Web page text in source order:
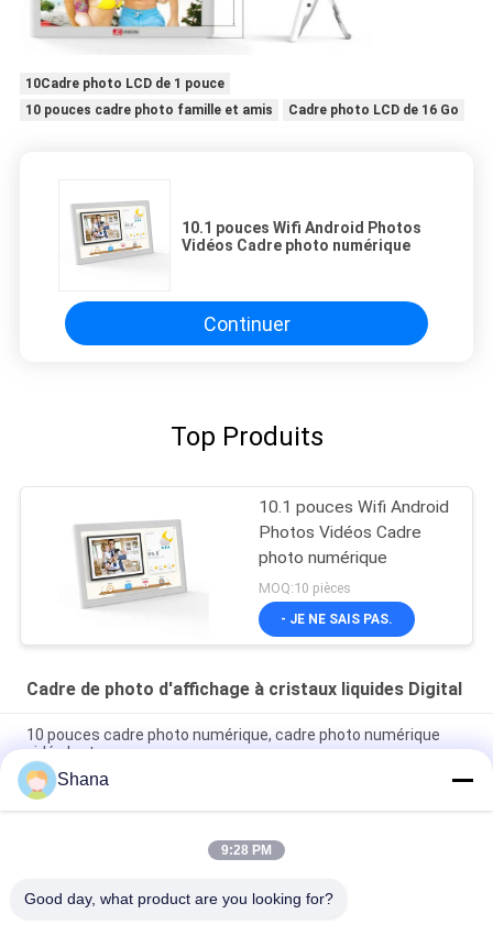
10Cadre photo LCD de 1 pouce
10 pouces cadre photo famille et amis
Cadre photo LCD de 16 Go
10.1 pouces Wifi Android Photos
Vidéos Cadre photo numérique
Continuer
Top Produits
10.1 pouces Wifi Android
Photos Vidéos Cadre
photo numérique
MOQ:10 pièces
- JE NE SAIS PAS.
Cadre de photo d'affichage à cristaux liquides Digital
10 pouces cadre photo numérique, cadre photo numérique
vidéo lecture
Cadre photo numérique LCD super mince WIFI Cloud 10 pouces
Cadre photo numérique
Cadre photo numérique HD à écran tactile IPS, cadre photo
Shana
9:28 PM
Good day, what product are you looking for?